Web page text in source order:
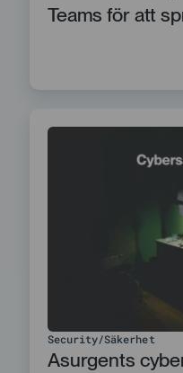
Teams för att
Security Säkerhet
Asurgents